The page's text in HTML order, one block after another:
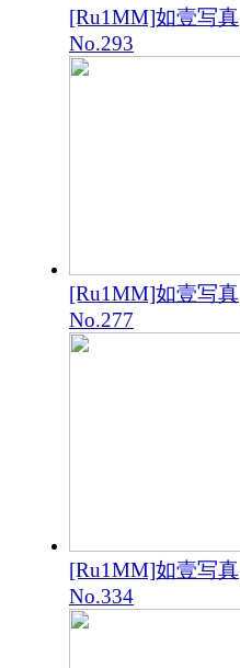
[Ru1MM]如壹写真
No.293
[Ru1MM]如壹写真
No.277
[Ru1MM]如壹写真
No.334